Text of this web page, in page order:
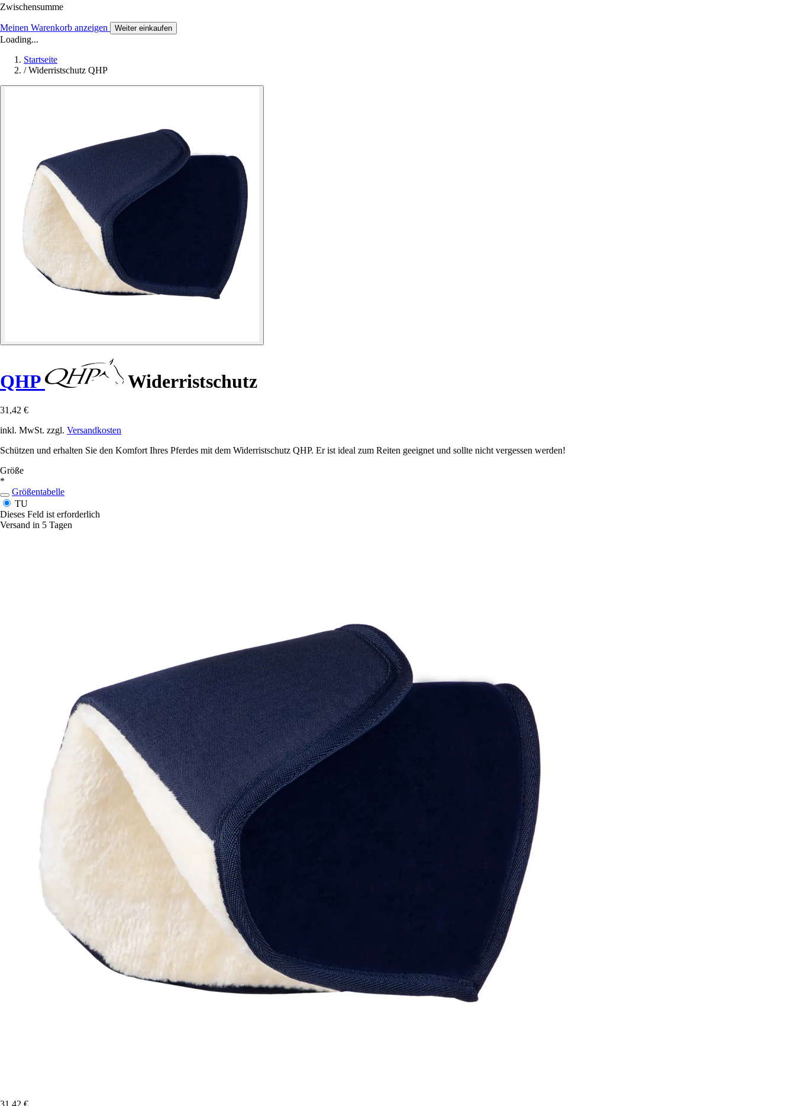
Zwischensumme
Meinen Warenkorb anzeigen Weiter einkaufen
Loading...
Startseite
/ Widerristschutz QHP
QHP Widerristschutz
31,42 €
inkl. MwSt. zzgl. Versandkosten
Schützen und erhalten Sie den Komfort Ihres Pferdes mit dem Widerristschutz QHP. Er ist ideal zum Reiten geeignet und sollte nicht vergessen werden!
Größe
*
Größentabelle
TU
Dieses Feld ist erforderlich
Versand in 5 Tagen
31,42 €